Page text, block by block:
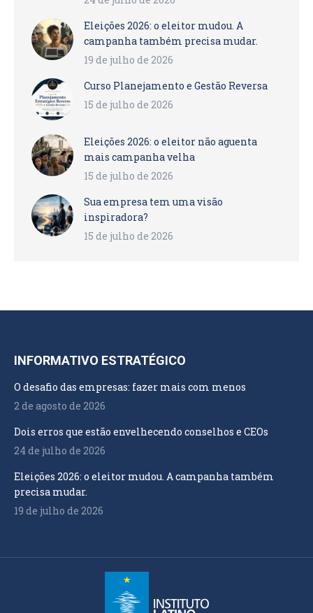
Eleições 2026: o eleitor mudou. A
campanha também precisa mudar.
19 de julho de 2026
Curso Planejamento e Gestão Reversa
15 de julho de 2026
Eleições 2026: o eleitor não aguenta
mais campanha velha
15 de julho de 2026
Sua empresa tem uma visão
inspiradora?
15 de julho de 2026
INFORMATIVO ESTRATÉGICO
O desafio das empresas: fazer mais com menos
2 de agosto de 2026
Dois erros que estão envelhecendo conselhos e CEOs
24 de julho de 2026
Eleições 2026: o eleitor mudou. A campanha também
precisa mudar.
19 de julho de 2026